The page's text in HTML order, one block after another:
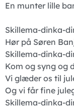
En munter lille
Skillema-dinka-
Hør på Søren
Skillema-dinka-
Kom og syng og
Vi glæder os til
Og vi får fine
Skillema-dinka-